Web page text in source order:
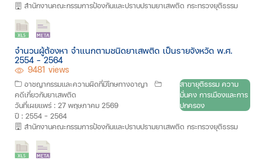
สำนักงานคณะกรรมการป้องกันและปราบปรามยาเสพติด กระทรวงยุติธรรม
จำนวนผู้ต้องหา จำแนกตามชนิดยาเสพติด เป็นรายจังหวัด พ.ศ.
2554 - 2564
9481 views
อาชญากรรมและความผิดที่มีโทษทางอาญา
คดีเกี่ยวกับยาเสพติด
วันที่เผยแพร่ : 27 พฤษภาคม 2569
ปี : 2554 - 2564
สาขายุติธรรม ความ
มั่นคง การเมืองและการ
ปกครอง
สำนักงานคณะกรรมการป้องกันและปราบปรามยาเสพติด กระทรวงยุติธรรม